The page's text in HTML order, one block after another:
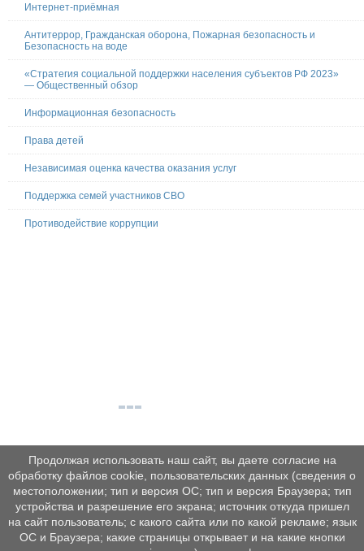
Интернет-приёмная
Антитеррор, Гражданская оборона, Пожарная безопасность и
Безопасность на воде
«Стратегия социальной поддержки населения субъектов РФ 2023»
— Общественный обзор
Информационная безопасность
Права детей
Независимая оценка качества оказания услуг
Поддержка семей участников СВО
Противодействие коррупции
Продолжая использовать наш сайт, вы даете согласие на
обработку файлов cookie, пользовательских данных (сведения о
местоположении; тип и версия ОС; тип и версия Браузера; тип
устройства и разрешение его экрана; источник откуда пришел
на сайт пользователь; с какого сайта или по какой рекламе; язык
ОС и Браузера; какие страницы открывает и на какие кнопки